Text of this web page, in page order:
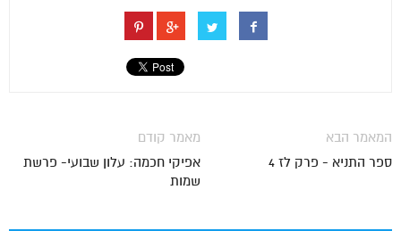
מאמר קודם
אפיקי חכמה: עלון שבועי- פרשת
שמות
המאמר הבא
ספר התניא - פרק לז 4